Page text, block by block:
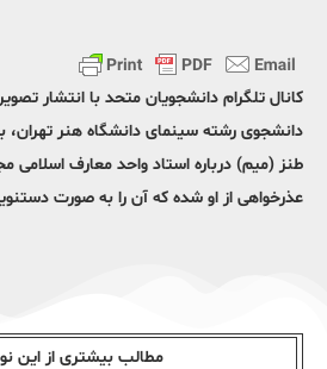
کانال تلگرام دانشجویان متحد با انتشار
دانشجوی رشته سینمای دانشگاه هنر تهران،
طنز (میم) درباره استاد واحد معارف اسلامی
عذرخواهی از او شده که آن را به صورت
مطالب بیشتری از این